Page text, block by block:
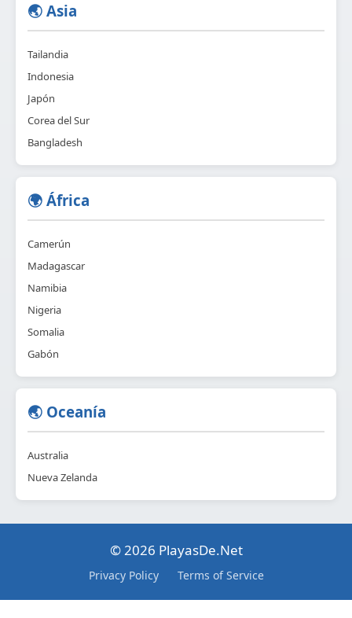
🌏 Asia
Tailandia
Indonesia
Japón
Corea del Sur
Bangladesh
🌍 África
Camerún
Madagascar
Namibia
Nigeria
Somalia
Gabón
🌏 Oceanía
Australia
Nueva Zelanda
© 2026 PlayasDe.Net
Privacy Policy Terms of Service